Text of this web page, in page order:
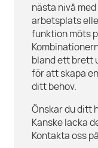
nästa nivå
arbetsplats
funktion möts
bland ett brett
för att skapa
ditt behov.
Önskar du ditt
Kanske lacka
Kontakta oss på